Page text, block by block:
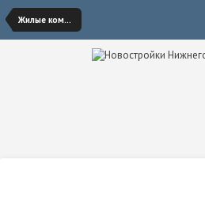
Жилые комплексы Кстово, Бора, Дзержинска